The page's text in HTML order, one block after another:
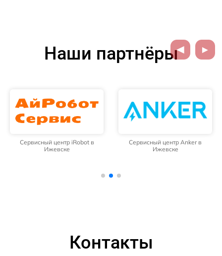
Наши партнёры
Сервисный центр iRobot в
Ижевске
Сервисный центр Anker в
Ижевске
Контакты